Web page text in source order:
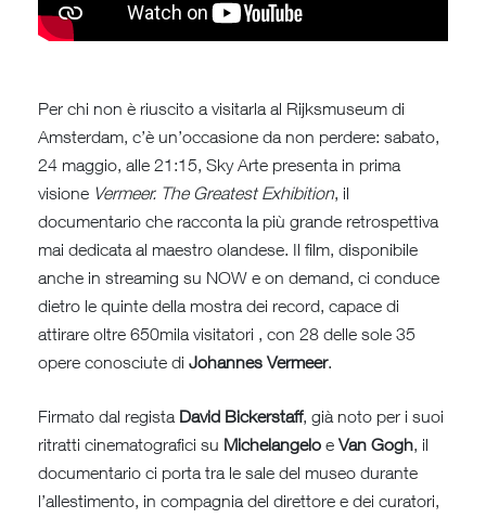
Per chi non è riuscito a visitarla al Rijksmuseum di
Amsterdam, c’è un’occasione da non perdere: sabato,
24 maggio, alle 21:15, Sky Arte presenta in prima
visione Vermeer. The Greatest Exhibition, il
documentario che racconta la più grande retrospettiva
mai dedicata al maestro olandese. Il film, disponibile
anche in streaming su NOW e on demand, ci conduce
dietro le quinte della mostra dei record, capace di
attirare oltre 650mila visitatori , con 28 delle sole 35
opere conosciute di Johannes Vermeer.
Firmato dal regista David Bickerstaff, già noto per i suoi
ritratti cinematografici su Michelangelo e Van Gogh, il
documentario ci porta tra le sale del museo durante
l’allestimento, in compagnia del direttore e dei curatori,